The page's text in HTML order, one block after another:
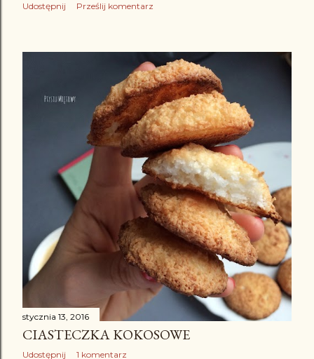
Udostępnij Prześlij komentarz
stycznia 13, 2016
CIASTECZKA KOKOSOWE
Udostępnij 1 komentarz